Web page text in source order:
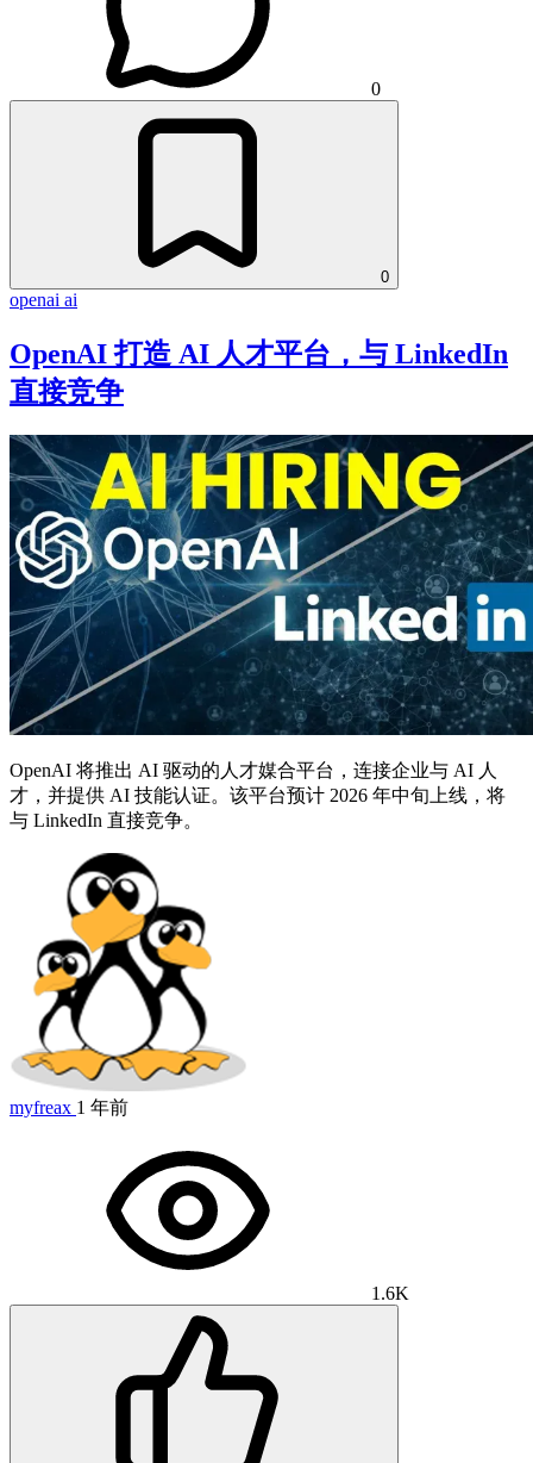
0
0
openai ai
OpenAI 打造 AI 人才平台，与 LinkedIn
直接竞争
OpenAI 将推出 AI 驱动的人才媒合平台，连接企业与 AI 人
才，并提供 AI 技能认证。该平台预计 2026 年中旬上线，将
与 LinkedIn 直接竞争。
myfreax 1 年前
1.6K